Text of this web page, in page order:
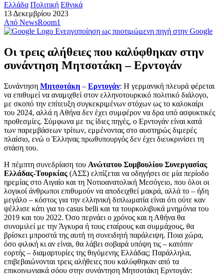
Ελλάδα Πολιτική Εθνικά
13 Δεκεμβρίου 2023
Από NewsRoom1
Ενεργοποίηση ως προτιμώμενη πηγή στην Google
Οι τρεις αλήθειες που καλύφθηκαν στην
συνάντηση Μητσοτάκη – Ερντογάν
Συνάντηση Μητσοτάκη – Ερντογάν: Η γερμανική πλευρά φέρεται
να επιθυμεί να αναμιχθεί στον ελληνοτουρκικό πολιτικό διάλογο,
με σκοπό την επίτευξη συγκεκριμένων στόχων ως το καλοκαίρι
του 2024, αλλά η Αθήνα δεν έχει συμφέρον να δρα υπό ασφυκτικές
προθεσμίες. Σύμφωνα με τις ίδιες πηγές, ο Ερντογάν είναι κατά
των παρεμβάσεων τρίτων, εμμένοντας στο αυστηρώς διμερές
πλαίσιο, ενώ ο Έλληνας πρωθυπουργός δεν έχει διευκρινίσει τη
στάση του.
Η πέμπτη συνεδρίαση του Ανώτατου Συμβουλίου Συνεργασίας
Ελλάδας-Τουρκίας (ΑΣΣ) ελπίζεται να οδηγήσει σε μία περίοδο
ηρεμίας στο Αιγαίο και τη Νοτιοανατολική Μεσόγειο, που όλοι οι
λογικοί άνθρωποι επιθυμούν να αποδειχθεί μακρά, αλλά το – ήδη
μεγάλο – κόστος για την ελληνική διπλωματία είναι ότι ούτε καν
ψέλλισε κάτι για το casus belli και τα τουρκολιβυκά μνημόνια του
2019 και του 2022. Όσο περνάει ο χρόνος και η Αθήνα θα
συνομιλεί με την Άγκυρα ή τους εταίρους και συμμάχους, θα
βρίσκει μπροστά της αυτή τη συνειδητή παράλειψη. Ποια χώρα,
όσο φιλική κι αν είναι, θα λάβει σοβαρά υπόψη τις – κατόπιν
εορτής – διαμαρτυρίες της θιγόμενης Ελλάδας; Παράλληλα,
επιβεβαιώνονται τρεις αλήθειες που καλύφθηκαν από τα
επικοινωνιακά σόου στην συνάντηση Μητσοτάκη Ερντογάν: